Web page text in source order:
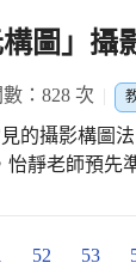
有了前幾次的
建築、同學
的主題。每
魂已經在悄
都在文昌攝
小攝影社-
圖」攝
：828 次
的攝影構圖
靜老師預先
有了前幾次
52 53